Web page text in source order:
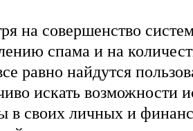
на совершенство
спама и на
равно найдутся
искать возможности
в своих личных и